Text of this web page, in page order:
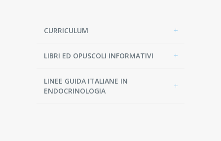
CURRICULUM
LIBRI ED OPUSCOLI INFORMATIVI
LINEE GUIDA ITALIANE IN
ENDOCRINOLOGIA